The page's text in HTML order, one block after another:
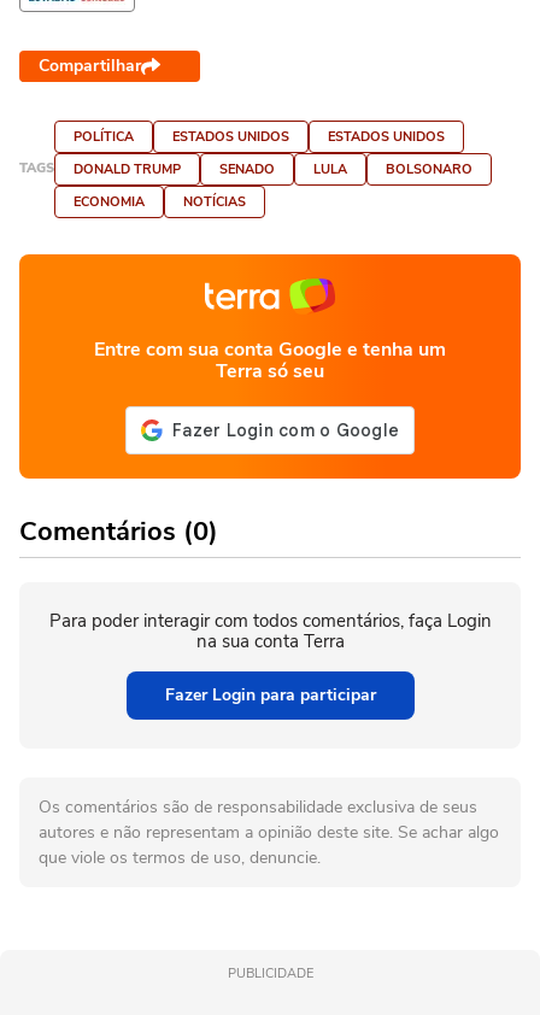
Compartilhar
TAGS
POLÍTICA ESTADOS UNIDOS
ESTADOS UNIDOS
DONALD TRUMP
SENADO LULA
BOLSONARO
ECONOMIA
NOTÍCIAS
Entre com sua conta Google e tenha um
Terra só seu
Comentários (0)
Para poder interagir com todos comentários, faça Login
na sua conta Terra
Fazer Login para participar
Os comentários são de responsabilidade exclusiva de seus
autores e não representam a opinião deste site. Se achar algo
que viole os termos de uso, denuncie.
PUBLICIDADE